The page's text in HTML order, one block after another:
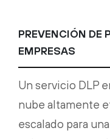
PREVENCIÓN DE
EMPRESAS
Un servicio DLP
nube altamente
escalado para